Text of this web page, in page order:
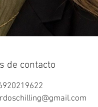
de contacto